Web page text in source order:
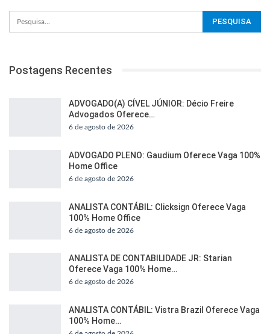
Postagens Recentes
ADVOGADO(A) CÍVEL JÚNIOR: Décio Freire
Advogados Oferece…
6 de agosto de 2026
ADVOGADO PLENO: Gaudium Oferece Vaga 100%
Home Office
6 de agosto de 2026
ANALISTA CONTÁBIL: Clicksign Oferece Vaga
100% Home Office
6 de agosto de 2026
ANALISTA DE CONTABILIDADE JR: Starian
Oferece Vaga 100% Home…
6 de agosto de 2026
ANALISTA CONTÁBIL: Vistra Brazil Oferece Vaga
100% Home…